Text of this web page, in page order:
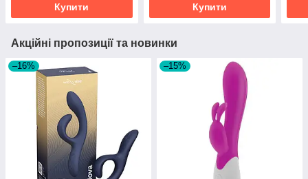
Купити Купити
Акційні пропозиції та новинки
–16% –15%